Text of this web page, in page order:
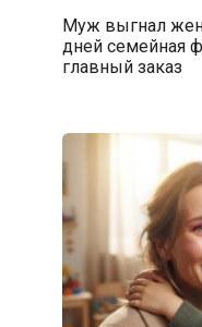
Муж выгнал
дней семейная
главный заказ